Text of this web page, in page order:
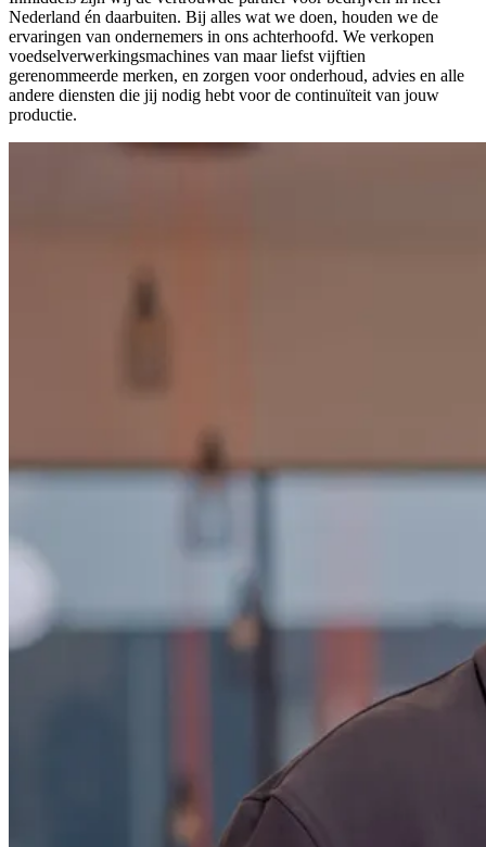
Nederland én daarbuiten. Bij alles wat we doen, houden we de
ervaringen van ondernemers in ons achterhoofd. We verkopen
voedselverwerkingsmachines van maar liefst vijftien
gerenommeerde merken, en zorgen voor onderhoud, advies en alle
andere diensten die jij nodig hebt voor de continuïteit van jouw
productie.